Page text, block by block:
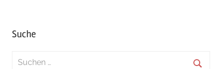
Suche
Suchen